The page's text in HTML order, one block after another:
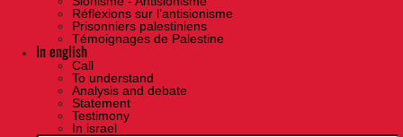
Réflexions sur l’antisionisme
Prisonniers palestiniens
Témoignages de Palestine
In english
Call
To understand
Analysis and debate
Statement
Testimony
In israel